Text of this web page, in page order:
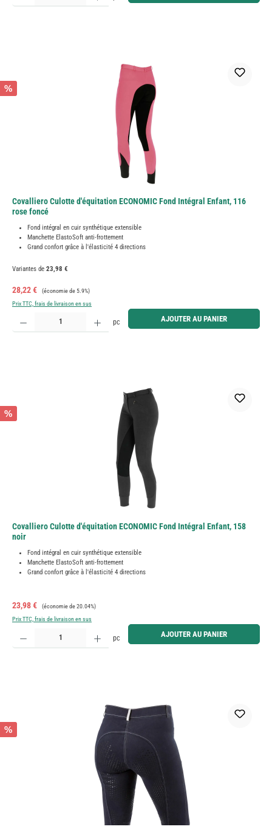
%
Covalliero Culotte d'équitation ECONOMIC Fond Intégral Enfant, 116
rose foncé
Fond intégral en cuir synthétique extensible
Manchette ElastoSoft anti-frottement
Grand confort grâce à l'élasticité 4 directions
Variantes de 23,98 €
Prix de vente :
28,22 € Prix régulier :
(économie de 5.9%)
Prix TTC, frais de livraison en sus
Quantité de produit : Entrez la quantité souhaitée ou utilisez les boutons pour augmenter ou
pc AJOUTER AU PANIER
%
Covalliero Culotte d'équitation ECONOMIC Fond Intégral Enfant, 158
noir
Fond intégral en cuir synthétique extensible
Manchette ElastoSoft anti-frottement
Grand confort grâce à l'élasticité 4 directions
Prix de vente :
23,98 € Prix régulier :
(économie de 20.04%)
Prix TTC, frais de livraison en sus
Quantité de produit : Entrez la quantité souhaitée ou utilisez les boutons pour augmenter ou
pc AJOUTER AU PANIER
%